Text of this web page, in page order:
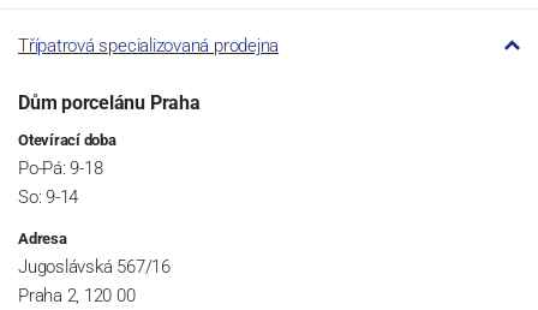
Třípatrová specializovaná prodejna
Dům porcelánu Praha
Otevírací doba
Po-Pá: 9-18
So: 9-14
Adresa
Jugoslávská 567/16
Praha 2, 120 00